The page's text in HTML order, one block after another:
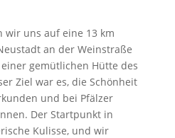
wir uns auf eine 13 km
an der Weinstraße
gemütlichen Hütte des
Ziel war es, die Schönheit
und bei Pfälzer
Der Startpunkt in
Kulisse, und wir